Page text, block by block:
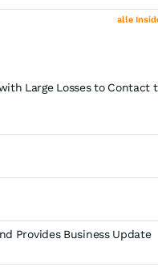
alle
Large Losses to Contact
Provides Business Update